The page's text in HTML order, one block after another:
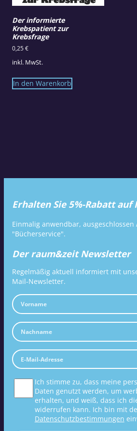
Der informierte
Krebspatient zur
Krebsfrage
0,25€
inkl. MwSt.
In den Warenkorb
Erhalten Sie 5%-Rabatt
Einmalig anwendbar,
"Bücherservice".
Der raum&zeit Newsletter
Regelmäßig aktuell informiert mit
Mail-Newsletter.
Ich stimme zu, dass meine
Daten genutzt werden, um
erhalten, und weiß, dass ich
widerrufen kann. Ich bin mit
Datenschutzbestimmungen